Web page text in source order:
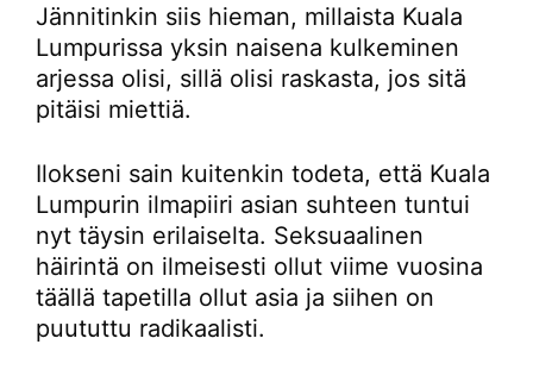
Jännitinkin siis hieman, millaista Kuala
Lumpurissa yksin naisena kulkeminen
arjessa olisi, sillä olisi raskasta, jos sitä
pitäisi miettiä.
Ilokseni sain kuitenkin todeta, että Kuala
Lumpurin ilmapiiri asian suhteen tuntui
nyt täysin erilaiselta. Seksuaalinen
häirintä on ilmeisesti ollut viime vuosina
täällä tapetilla ollut asia ja siihen on
puututtu radikaalisti.